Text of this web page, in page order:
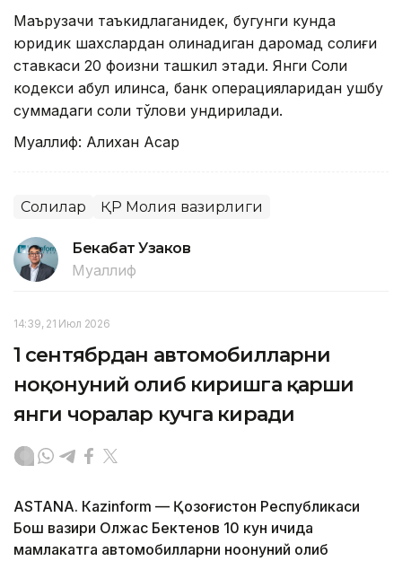
Маърузачи таъкидлаганидек, бугунги кунда
юридик шахслардан олинадиган даромад солиғи
ставкаси 20 фоизни ташкил этади. Янги Солиқ
кодекси қабул қилинса, банк операцияларидан ушбу
суммадаги солиқ тўлови ундирилади.
Муаллиф: Алихан Асқар
Солиқлар ҚР Молия вазирлиги
Бекабат Узаков
Муаллиф
14:39, 21 Июл 2026
1 сентябрдан автомобилларни
ноқонуний олиб киришга қарши
янги чоралар кучга киради
ASTANА. Кazinform — Қозоғистон Республикаси
Бош вазири Олжас Бектенов 10 кун ичида
мамлакатга автомобилларни ноқонуний олиб